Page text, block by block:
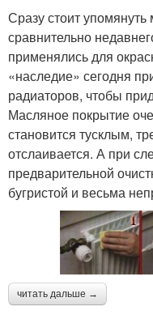
Сразу стоит
сравнительно
применялись для
«наследие» сегодня
радиаторов, чтобы
Масляное покрытие
становится тусклым,
отслаивается. А при
предварительной
бугристой и весьма
читать дальше →